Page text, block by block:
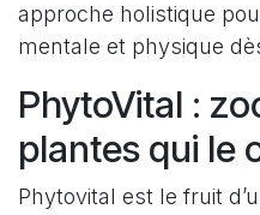
approche holistique
mentale et physique
PhytoVital :
plantes qui le
Phytovital est le fruit